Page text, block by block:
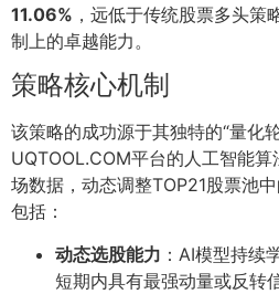
11.06% ，远低于传统股票多头策
制上的卓越能力。
策略核心机制
该策略的成功源于其独特的“量化
UQTOOL.COM平台的人工智能
场数据，动态调整TOP21股票池
包括：
动态选股能力 ：AI模型持续
短期内具有最强动量或反转